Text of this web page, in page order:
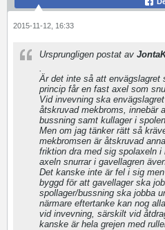
2015-11-12, 16:33
Ursprungligen postat av
.
Är det inte så att envägslagret
princip får en fast axel som
Vid invevning ska
åtskruvad mekbroms, innebär
bussning samt kullager i
Men om jag tänker rätt så
mekbromsen är åtskruvad
friktion dra med sig spolaxeln
axeln snurrar i gavellagren
Det kanske inte är fel i sig
byggd för att gavellager ska
spollager/bussning ska jobba
närmare eftertanke kan nog
vid invevning, särskilt vid
kanske är hela grejen med